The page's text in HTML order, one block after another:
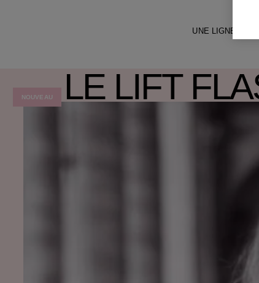
UNE LIGNE DE
NOUVEAU LE LIFT